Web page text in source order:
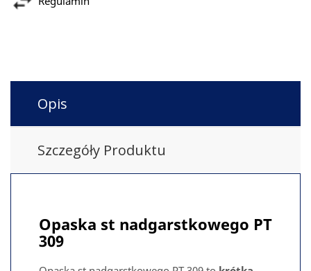
Opis
Szczegóły Produktu
Opaska st nadgarstkowego PT
309